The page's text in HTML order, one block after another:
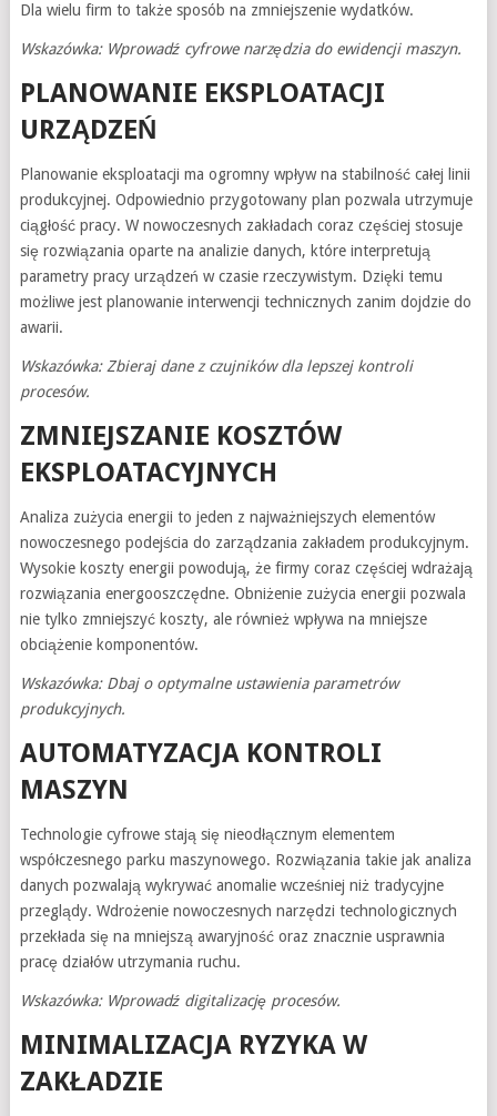
Dla wielu firm to także sposób na zmniejszenie wydatków.
Wskazówka: Wprowadź cyfrowe narzędzia do ewidencji maszyn.
PLANOWANIE EKSPLOATACJI
URZĄDZEŃ
Planowanie eksploatacji ma ogromny wpływ na stabilność całej linii
produkcyjnej. Odpowiednio przygotowany plan pozwala utrzymuje
ciągłość pracy. W nowoczesnych zakładach coraz częściej stosuje
się rozwiązania oparte na analizie danych, które interpretują
parametry pracy urządzeń w czasie rzeczywistym. Dzięki temu
możliwe jest planowanie interwencji technicznych zanim dojdzie do
awarii.
Wskazówka: Zbieraj dane z czujników dla lepszej kontroli
procesów.
ZMNIEJSZANIE KOSZTÓW
EKSPLOATACYJNYCH
Analiza zużycia energii to jeden z najważniejszych elementów
nowoczesnego podejścia do zarządzania zakładem produkcyjnym.
Wysokie koszty energii powodują, że firmy coraz częściej wdrażają
rozwiązania energooszczędne. Obniżenie zużycia energii pozwala
nie tylko zmniejszyć koszty, ale również wpływa na mniejsze
obciążenie komponentów.
Wskazówka: Dbaj o optymalne ustawienia parametrów
produkcyjnych.
AUTOMATYZACJA KONTROLI
MASZYN
Technologie cyfrowe stają się nieodłącznym elementem
współczesnego parku maszynowego. Rozwiązania takie jak analiza
danych pozwalają wykrywać anomalie wcześniej niż tradycyjne
przeglądy. Wdrożenie nowoczesnych narzędzi technologicznych
przekłada się na mniejszą awaryjność oraz znacznie usprawnia
pracę działów utrzymania ruchu.
Wskazówka: Wprowadź digitalizację procesów.
MINIMALIZACJA RYZYKA W
ZAKŁADZIE